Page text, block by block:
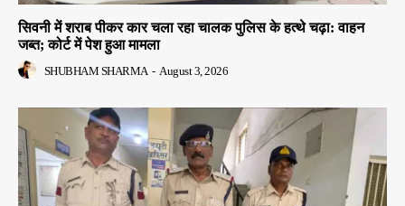
सिवनी में शराब पीकर कार चला रहा चालक पुलिस के हत्थे चढ़ा: वाहन
जब्त; कोर्ट में पेश हुआ मामला
SHUBHAM SHARMA - August 3, 2026